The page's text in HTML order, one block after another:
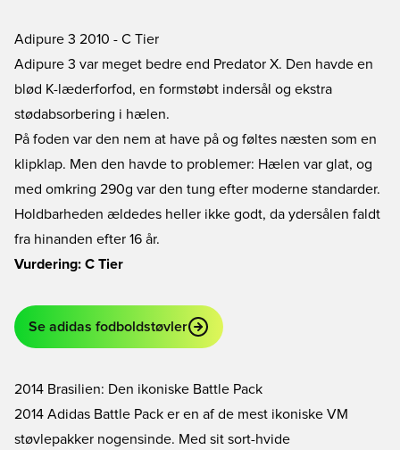
Adipure 3 2010 - C Tier
Adipure 3 var meget bedre end Predator X. Den havde en
blød K-læderforfod, en formstøbt indersål og ekstra
stødabsorbering i hælen.
På foden var den nem at have på og føltes næsten som en
klipklap. Men den havde to problemer: Hælen var glat, og
med omkring 290g var den tung efter moderne standarder.
Holdbarheden ældedes heller ikke godt, da ydersålen faldt
fra hinanden efter 16 år.
Vurdering: C Tier
Se adidas fodboldstøvler
2014 Brasilien: Den ikoniske Battle Pack
2014 Adidas Battle Pack er en af de mest ikoniske VM
støvlepakker nogensinde. Med sit sort-hvide